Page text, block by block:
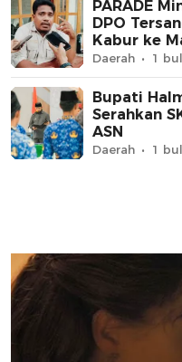
PARADE
DPO
Kabur ke
Daerah 1
Bupati
Serahkan
ASN
Daerah 1